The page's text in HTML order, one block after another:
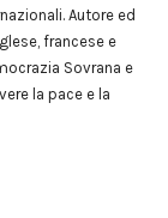
Autore ed
francese e
Sovrana e
la pace e la